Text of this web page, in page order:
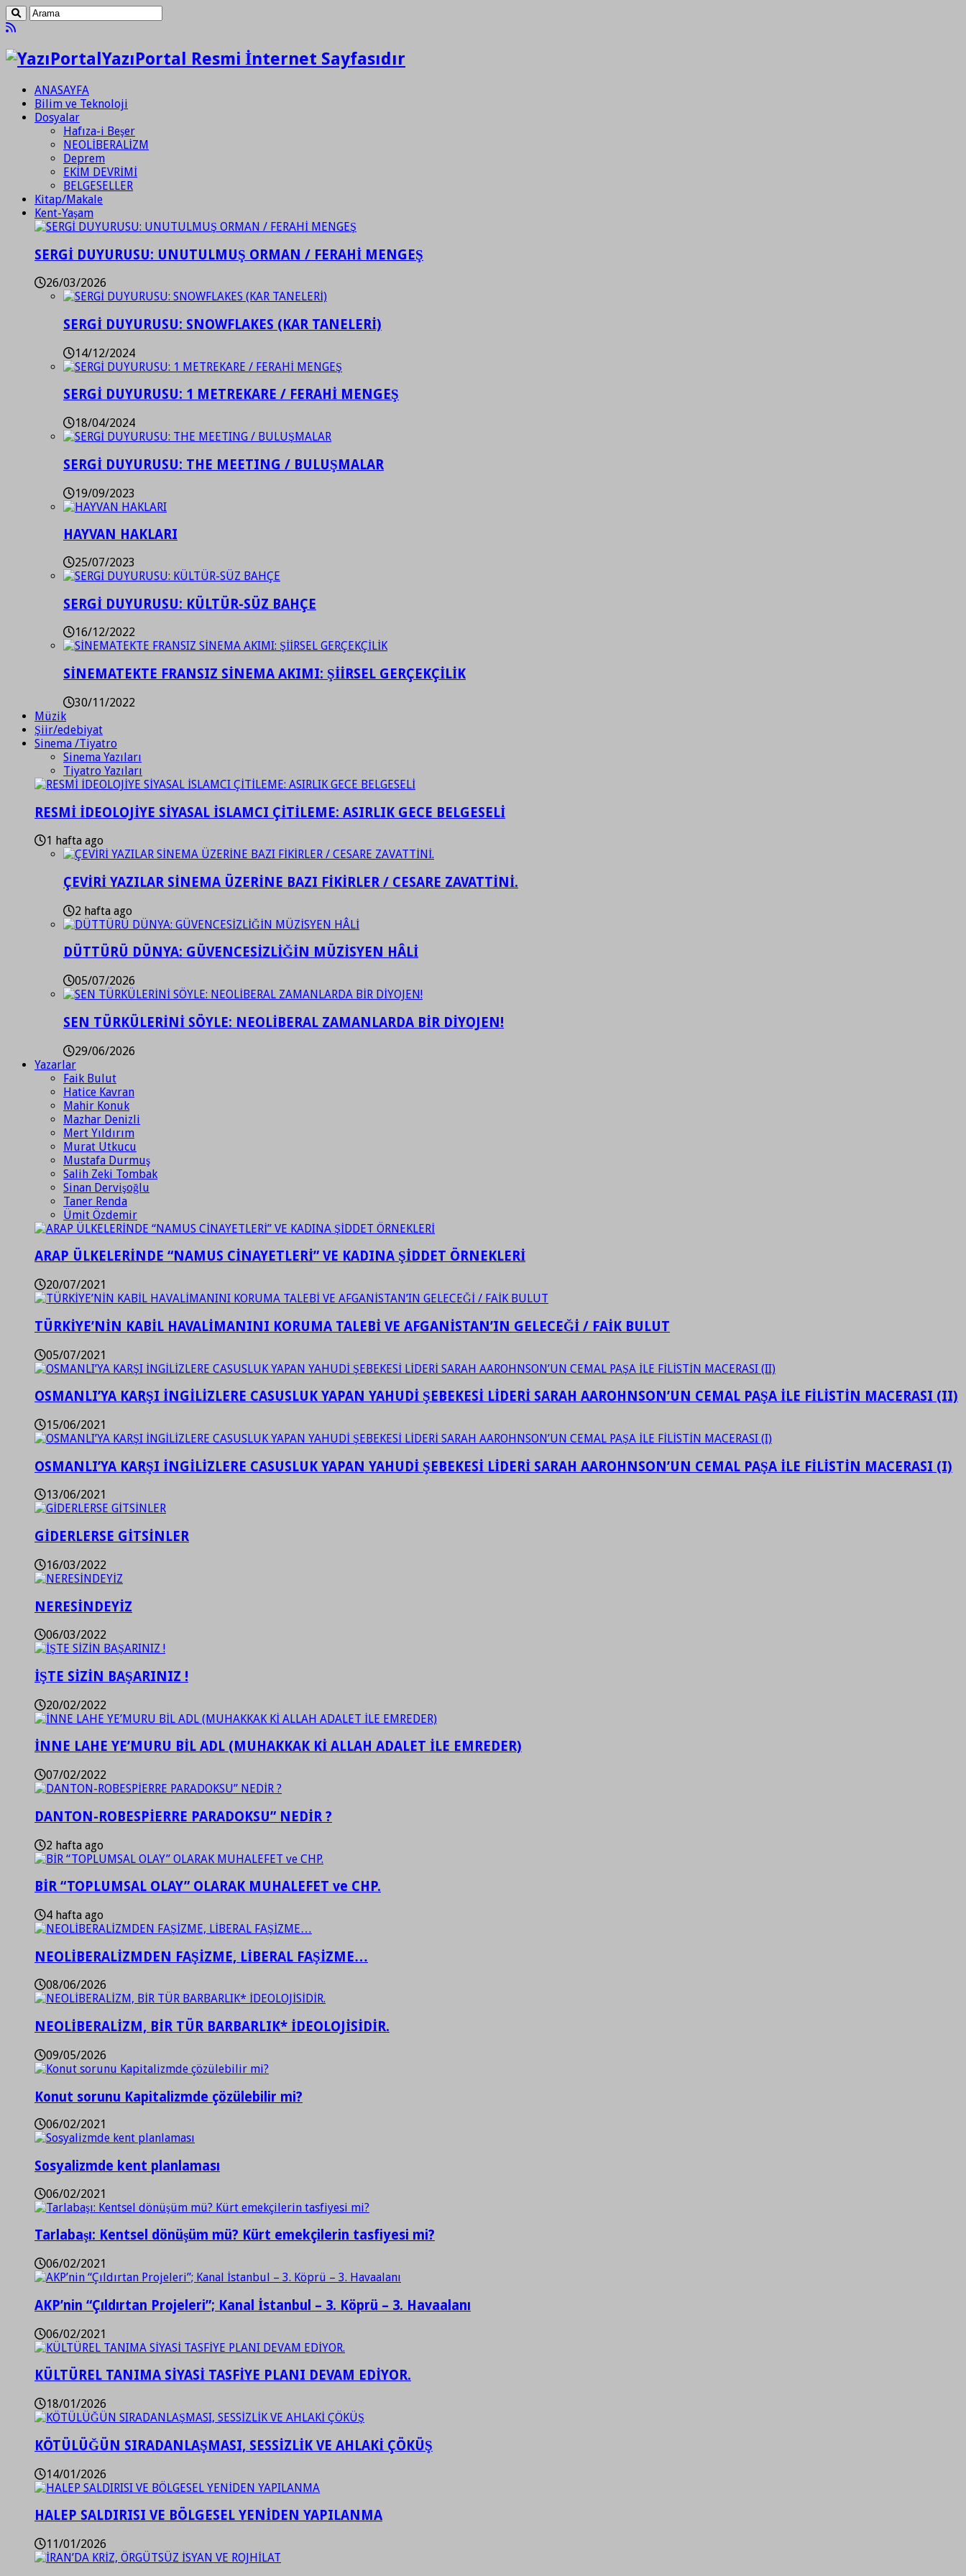
YazıPortal Resmi İnternet Sayfasıdır
ANASAYFA
Bilim ve Teknoloji
Dosyalar
Hafıza-i Beşer
NEOLİBERALİZM
Deprem
EKİM DEVRİMİ
BELGESELLER
Kitap/Makale
Kent-Yaşam
SERGİ DUYURUSU: UNUTULMUŞ ORMAN / FERAHİ MENGEŞ
26/03/2026
SERGİ DUYURUSU: SNOWFLAKES (KAR TANELERİ)
14/12/2024
SERGİ DUYURUSU: 1 METREKARE / FERAHİ MENGEŞ
18/04/2024
SERGİ DUYURUSU: THE MEETING / BULUŞMALAR
19/09/2023
HAYVAN HAKLARI
25/07/2023
SERGİ DUYURUSU: KÜLTÜR-SÜZ BAHÇE
16/12/2022
SİNEMATEKTE FRANSIZ SİNEMA AKIMI: ŞİİRSEL GERÇEKÇİLİK
30/11/2022
Müzik
Şiir/edebiyat
Sinema /Tiyatro
Sinema Yazıları
Tiyatro Yazıları
RESMİ İDEOLOJİYE SİYASAL İSLAMCI ÇİTİLEME: ASIRLIK GECE BELGESELİ
1 hafta ago
ÇEVİRİ YAZILAR SİNEMA ÜZERİNE BAZI FİKİRLER / CESARE ZAVATTİNİ.
2 hafta ago
DÜTTÜRÜ DÜNYA: GÜVENCESİZLİĞİN MÜZİSYEN HÂLİ
05/07/2026
SEN TÜRKÜLERİNİ SÖYLE: NEOLİBERAL ZAMANLARDA BİR DİYOJEN!
29/06/2026
Yazarlar
Faik Bulut
Hatice Kavran
Mahir Konuk
Mazhar Denizli
Mert Yıldırım
Murat Utkucu
Mustafa Durmuş
Salih Zeki Tombak
Sinan Dervişoğlu
Taner Renda
Ümit Özdemir
ARAP ÜLKELERİNDE “NAMUS CİNAYETLERİ” VE KADINA ŞİDDET ÖRNEKLERİ
20/07/2021
TÜRKİYE’NİN KABİL HAVALİMANINI KORUMA TALEBİ VE AFGANİSTAN’IN GELECEĞİ / FAİK BULUT
05/07/2021
OSMANLI’YA KARŞI İNGİLİZLERE CASUSLUK YAPAN YAHUDİ ŞEBEKESİ LİDERİ SARAH AAROHNSON’UN CEMAL PAŞA İLE FİLİSTİN MACERASI (II)
15/06/2021
OSMANLI’YA KARŞI İNGİLİZLERE CASUSLUK YAPAN YAHUDİ ŞEBEKESİ LİDERİ SARAH AAROHNSON’UN CEMAL PAŞA İLE FİLİSTİN MACERASI (I)
13/06/2021
GİDERLERSE GİTSİNLER
16/03/2022
NERESİNDEYİZ
06/03/2022
İŞTE SİZİN BAŞARINIZ !
20/02/2022
İNNE LAHE YE’MURU BİL ADL (MUHAKKAK Kİ ALLAH ADALET İLE EMREDER)
07/02/2022
DANTON-ROBESPİERRE PARADOKSU” NEDİR ?
2 hafta ago
BİR “TOPLUMSAL OLAY” OLARAK MUHALEFET ve CHP.
4 hafta ago
NEOLİBERALİZMDEN FAŞİZME, LİBERAL FAŞİZME…
08/06/2026
NEOLİBERALİZM, BİR TÜR BARBARLIK* İDEOLOJİSİDİR.
09/05/2026
Konut sorunu Kapitalizmde çözülebilir mi?
06/02/2021
Sosyalizmde kent planlaması
06/02/2021
Tarlabaşı: Kentsel dönüşüm mü? Kürt emekçilerin tasfiyesi mi?
06/02/2021
AKP’nin “Çıldırtan Projeleri”; Kanal İstanbul – 3. Köprü – 3. Havaalanı
06/02/2021
KÜLTÜREL TANIMA SİYASİ TASFİYE PLANI DEVAM EDİYOR.
18/01/2026
KÖTÜLÜĞÜN SIRADANLAŞMASI, SESSİZLİK VE AHLAKİ ÇÖKÜŞ
14/01/2026
HALEP SALDIRISI VE BÖLGESEL YENİDEN YAPILANMA
11/01/2026